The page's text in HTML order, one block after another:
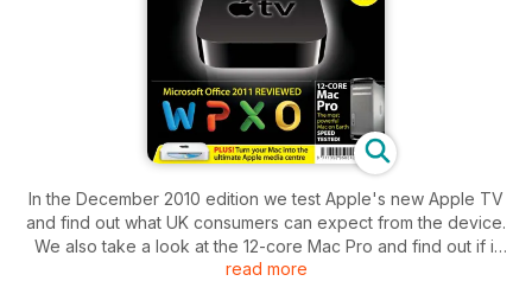
In the December 2010 edition we test Apple's new Apple TV
and find out what UK consumers can expect from the device.
We also take a look at the 12-core Mac Pro and find out if it
really is the most powerful Mac you can get.
read more